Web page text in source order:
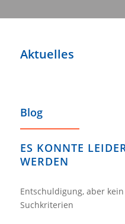
Aktuelles
Blog
ES KONNTE
WERDEN
Entschuldigung, aber
Suchkriterien